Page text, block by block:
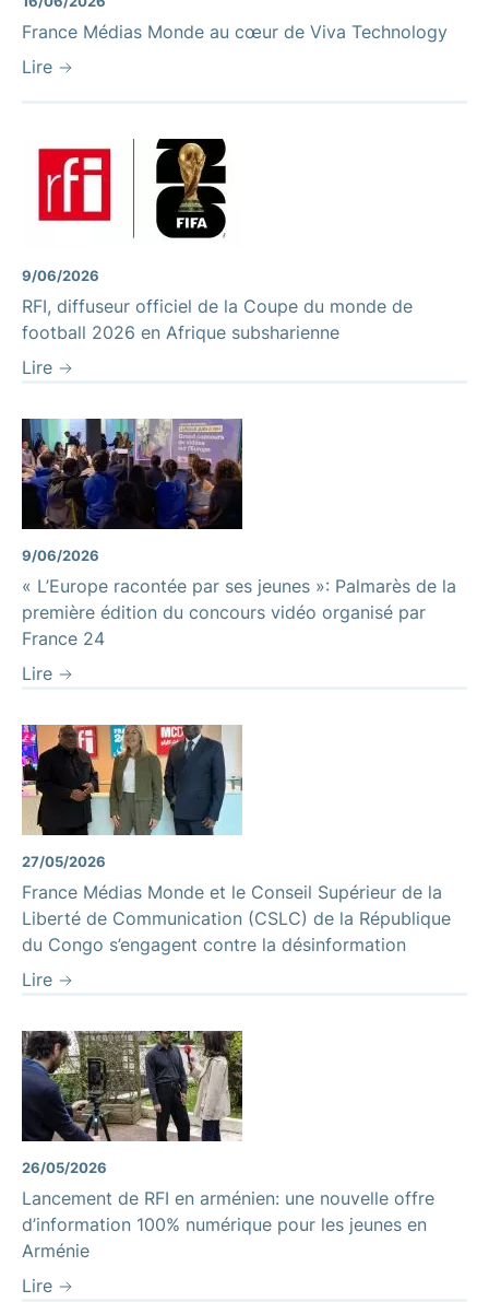
France Médias Monde au cœur de Viva Technology
Lire
9/06/2026
RFI, diffuseur officiel de la Coupe du monde de
football 2026 en Afrique subsharienne
Lire
9/06/2026
« L’Europe racontée par ses jeunes »: Palmarès de la
première édition du concours vidéo organisé par
France 24
Lire
27/05/2026
France Médias Monde et le Conseil Supérieur de la
Liberté de Communication (CSLC) de la République
du Congo s’engagent contre la désinformation
Lire
26/05/2026
Lancement de RFI en arménien: une nouvelle offre
d’information 100% numérique pour les jeunes en
Arménie
Lire